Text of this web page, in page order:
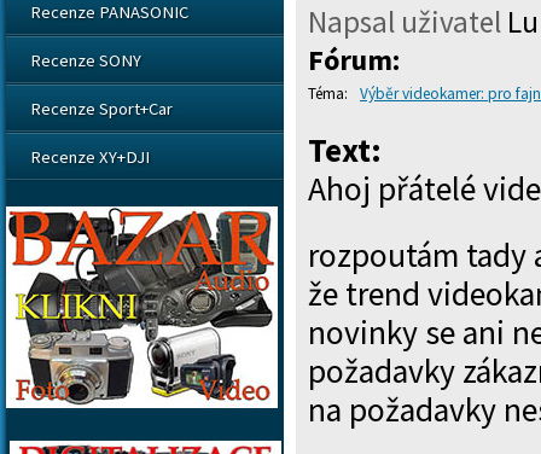
Napsal uživatel
Fórum:
Výběr videokamer: pro
Text:
Ahoj přátelé
rozpoutám tady
že trend
novinky se ani
požadavky
na požadavky
Recenze PANASONIC
Recenze SONY
Recenze Sport+Car
Recenze XY+DJI